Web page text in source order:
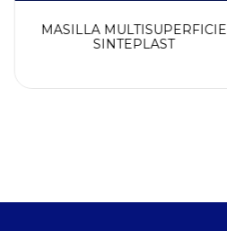
MASILLA MULTISUPERFICIE
SINTEPLAST